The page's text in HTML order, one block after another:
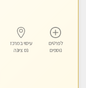
לפרטים
נוספים
עיסוי במרכז
נס ציונה